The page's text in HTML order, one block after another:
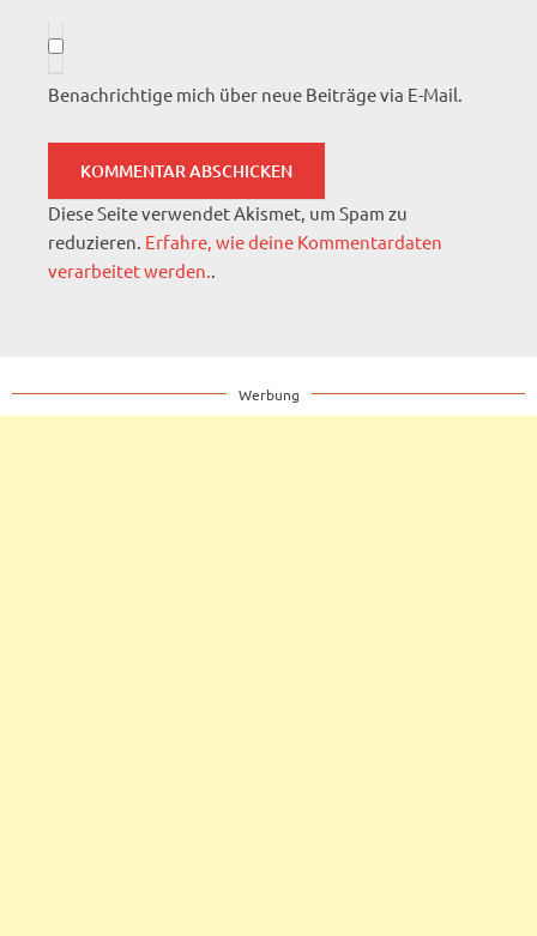
Benachrichtige mich über neue Beiträge via E-Mail.
Diese Seite verwendet Akismet, um Spam zu
reduzieren. Erfahre, wie deine Kommentardaten
verarbeitet werden..
Werbung